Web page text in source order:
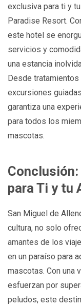
exclusiva para ti y
Paradise Resort.
este hotel se
servicios y
una estancia
Desde
excursiones
garantiza una
para todos los
mascotas.
para Ti y tu
San Miguel de
cultura, no solo
amantes de los
en un paraíso para
mascotas. Con una
esfuerzan por
peludos, este